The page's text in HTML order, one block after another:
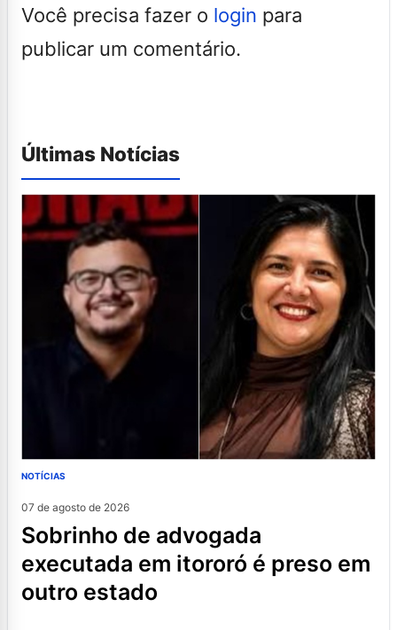
Você precisa fazer o login para
publicar um comentário.
Últimas Notícias
NOTÍCIAS
07 de agosto de 2026
sobrinho de advogada
executada em itororó é preso em
outro estado